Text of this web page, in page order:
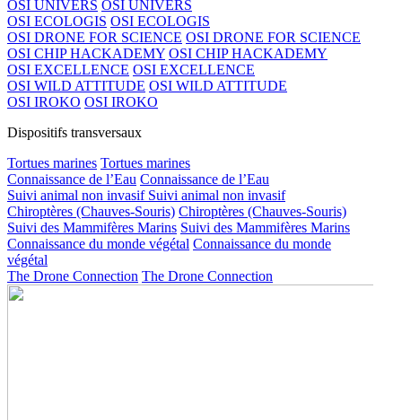
OSI UNIVERS OSI UNIVERS
OSI ECOLOGIS OSI ECOLOGIS
OSI DRONE FOR SCIENCE OSI DRONE FOR SCIENCE
OSI CHIP HACKADEMY OSI CHIP HACKADEMY
OSI EXCELLENCE OSI EXCELLENCE
OSI WILD ATTITUDE OSI WILD ATTITUDE
OSI IROKO OSI IROKO
Dispositifs transversaux
Tortues marines Tortues marines
Connaissance de l’Eau Connaissance de l’Eau
Suivi animal non invasif Suivi animal non invasif
Chiroptères (Chauves-Souris) Chiroptères (Chauves-Souris)
Suivi des Mammifères Marins Suivi des Mammifères Marins
Connaissance du monde végétal Connaissance du monde
végétal
The Drone Connection The Drone Connection